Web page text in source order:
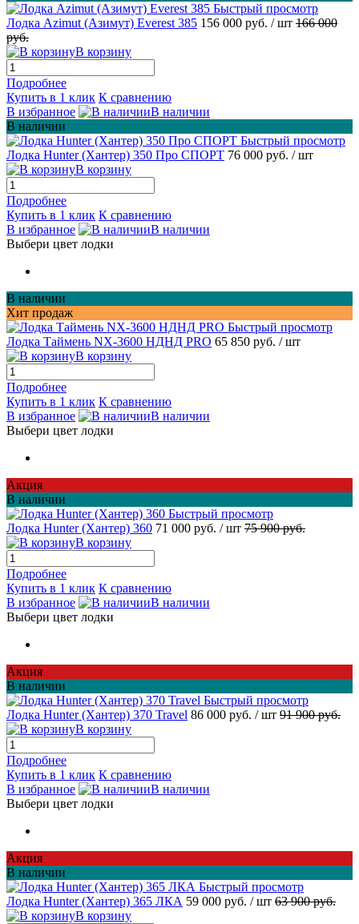
Быстрый просмотр
Лодка Azimut (Азимут) Everest 385 156 000 руб. / шт 166 000
руб.
В корзину
Подробнее
Купить в 1 клик К сравнению
В избранное
В наличии
В наличии
Быстрый просмотр
Лодка Hunter (Хантер) 350 Про СПОРТ 76 000 руб. / шт
В корзину
Подробнее
Купить в 1 клик К сравнению
В избранное
В наличии
Выбери цвет лодки
В наличии
Хит продаж
Быстрый просмотр
Лодка Таймень NX-3600 НДНД PRO 65 850 руб. / шт
В корзину
Подробнее
Купить в 1 клик К сравнению
В избранное
В наличии
Выбери цвет лодки
Акция
В наличии
Быстрый просмотр
Лодка Hunter (Хантер) 360 71 000 руб. / шт 75 900 руб.
В корзину
Подробнее
Купить в 1 клик К сравнению
В избранное
В наличии
Выбери цвет лодки
Акция
В наличии
Быстрый просмотр
Лодка Hunter (Хантер) 370 Travel 86 000 руб. / шт 91 900 руб.
В корзину
Подробнее
Купить в 1 клик К сравнению
В избранное
В наличии
Выбери цвет лодки
Акция
В наличии
Быстрый просмотр
Лодка Hunter (Хантер) 365 ЛКА 59 000 руб. / шт 63 900 руб.
В корзину